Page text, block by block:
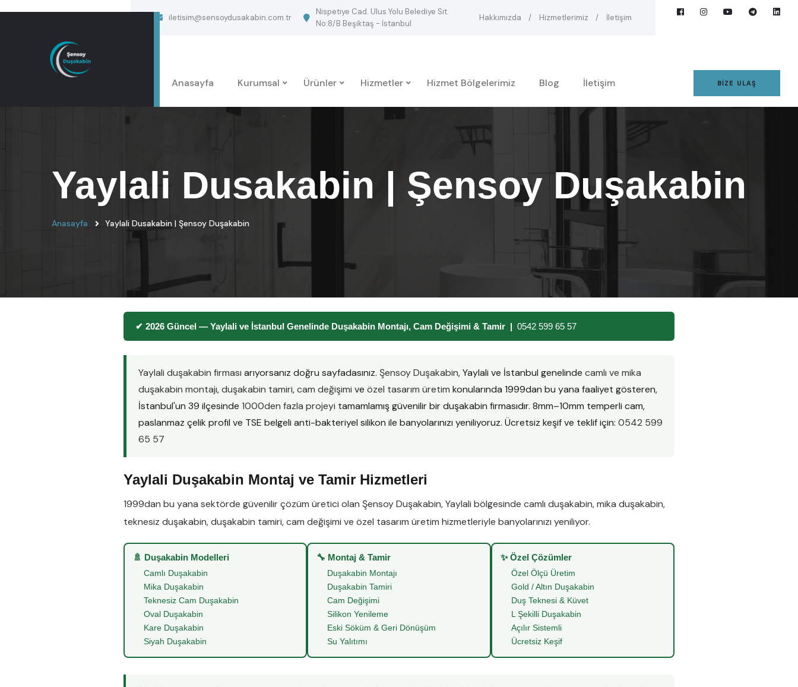
iletisim@sensoydusakabin.com.tr
Nispetiye Cad. Ulus Yolu Belediye Sit.
No:8/B Beşiktaş - İstanbul
Hakkımızda Hizmetlerimiz İletişim
Anasayfa Kurumsal Ürünler Hizmetler Hizmet Bölgelerimiz Blog İletişim BIZE ULAŞ
Yaylali Dusakabin | Şensoy Duşakabin
Anasayfa Yaylali Dusakabin | Şensoy Duşakabin
✔ 2026 Güncel — Yaylali ve İstanbul Genelinde Duşakabin Montajı, Cam Değişimi & Tamir | 0542 599 65 57
Yaylali duşakabin firması arıyorsanız doğru sayfadasınız. Şensoy Duşakabin, Yaylali ve İstanbul genelinde camlı ve mika
duşakabin montajı,duşakabin tamiri,cam değişimi ve özel tasarım üretim konularında 1999dan bu yana faaliyet gösteren,
İstanbul'un 39 ilçesinde 1000den fazla projeyi tamamlamış güvenilir bir duşakabin firmasıdır. 8mm–10mm temperli cam,
paslanmaz çelik profil ve TSE belgeli anti-bakteriyel silikon ile banyolarınızı yeniliyoruz. Ücretsiz keşif ve teklif için: 0542 599
65 57
Yaylali Duşakabin Montaj ve Tamir Hizmetleri
1999dan bu yana sektörde güvenilir çözüm üretici olan Şensoy Duşakabin,Yaylali bölgesinde camlı duşakabin,mika duşakabin,
teknesiz duşakabin,duşakabin tamiri,cam değişimi ve özel tasarım üretim hizmetleriyle banyolarınızı yeniliyor.
🚿 Duşakabin Modelleri
Camlı Duşakabin
Mika Duşakabin
Teknesiz Cam Duşakabin
Oval Duşakabin
Kare Duşakabin
Siyah Duşakabin
🔧 Montaj & Tamir
Duşakabin Montajı
Duşakabin Tamiri
Cam Değişimi
Silikon Yenileme
Eski Söküm & Geri Dönüşüm
Su Yalıtımı
✨ Özel Çözümler
Özel Ölçü Üretim
Gold / Altın Duşakabin
Duş Teknesi & Küvet
L Şekilli Duşakabin
Açılır Sistemli
Ücretsiz Keşif